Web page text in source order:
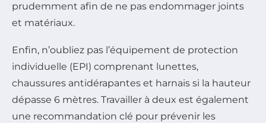
prudemment afin de ne pas endommager joints
et matériaux.
Enfin, n’oubliez pas l’équipement de protection
individuelle (EPI) comprenant lunettes,
chaussures antidérapantes et harnais si la hauteur
dépasse 6 mètres. Travailler à deux est également
une recommandation clé pour prévenir les